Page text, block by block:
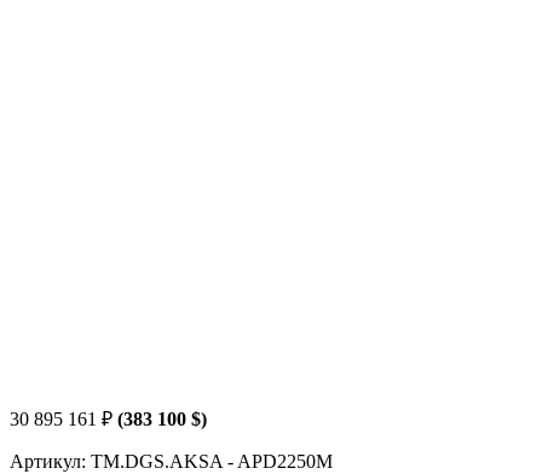
30 895 161 ₽ (383 100 $)
Артикул: TM.DGS.AKSA - APD2250M